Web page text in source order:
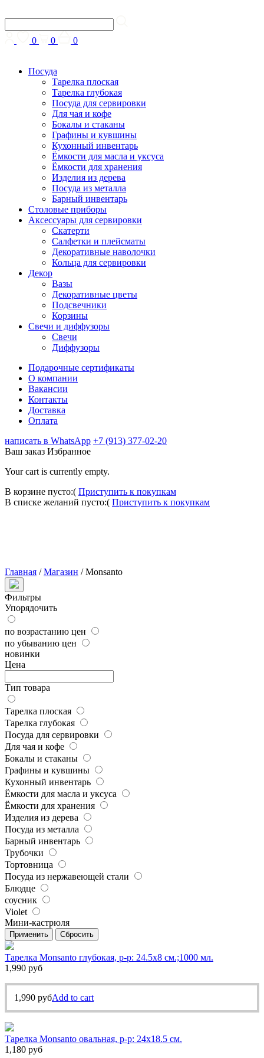
0 0 0
Посуда
Тарелка плоская
Тарелка глубокая
Посуда для сервировки
Для чая и кофе
Бокалы и стаканы
Графины и кувшины
Кухонный инвентарь
Ёмкости для масла и уксуса
Ёмкости для хранения
Изделия из дерева
Посуда из металла
Барный инвентарь
Столовые приборы
Аксессуары для сервировки
Скатерти
Cалфетки и плейсматы
Декоративные наволочки
Кольца для сервировки
Декор
Вазы
Декоративные цветы
Подсвечники
Корзины
Свечи и диффузоры
Свечи
Диффузоры
Подарочные сертификаты
О компании
Вакансии
Контакты
Доставка
Оплата
написать в WhatsApp +7 (913) 377-02-20
Ваш заказ Избранное
Your cart is currently empty.
В корзине пусто:( Приступить к покупкам
В списке желаний пусто:( Приступить к покупкам
Главная /Магазин /Monsanto
Фильтры
Упорядочить
по возрастанию цен
по убыванию цен
новинки
Цена
Тип товара
Тарелка плоская
Тарелка глубокая
Посуда для сервировки
Для чая и кофе
Бокалы и стаканы
Графины и кувшины
Кухонный инвентарь
Ёмкости для масла и уксуса
Ёмкости для хранения
Изделия из дерева
Посуда из металла
Барный инвентарь
Трубочки
Тортовница
Посуда из нержавеющей стали
Блюдце
соусник
Violet
Мини-кастрюля
Применить Сбросить
Тарелка Monsanto глубокая, р-р: 24.5х8 см.;1000 мл.
1,990 руб
1,990 рубAdd to cart
Тарелка Monsanto овальная, р-р: 24х18.5 см.
1,180 руб